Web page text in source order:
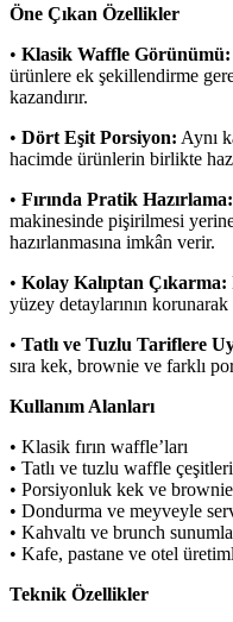
Öne Çıkan Özellikler
• Klasik Waffle Görünümü:
ürünlere ek şekillendirme
kazandırır.
• Dört Eşit Porsiyon: Aynı
hacimde ürünlerin birlikte
• Fırında Pratik Hazırlama:
makinesinde pişirilmesi
hazırlanmasına imkân verir.
• Kolay Kalıptan Çıkarma:
yüzey detaylarının korunarak
• Tatlı ve Tuzlu Tariflere
sıra kek, brownie ve farklı
Kullanım Alanları
• Klasik fırın waffle’ları
• Tatlı ve tuzlu waffle çeşitleri
• Porsiyonluk kek ve
• Dondurma ve meyveyle
• Kahvaltı ve brunch
• Kafe, pastane ve otel
Teknik Özellikler